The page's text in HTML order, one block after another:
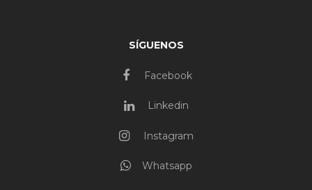
SÍGUENOS
Facebook
Linkedin
Instagram
Whatsapp